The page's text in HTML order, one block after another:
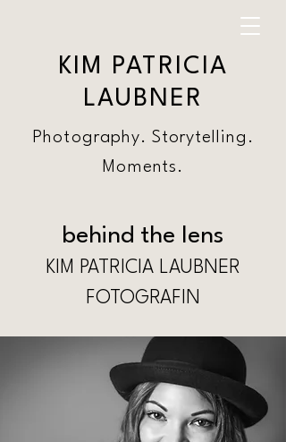
KIM PATRICIA
LAUBNER
Photography. Storytelling.
Moments.
behind the lens
KIM PATRICIA LAUBNER
FOTOGRAFIN